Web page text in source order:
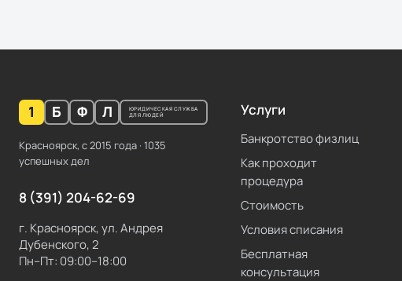
1 Б Ф Л
ЮРИДИЧЕСКАЯ СЛУЖБА
ДЛЯ ЛЮДЕЙ
Красноярск, с 2015 года · 1035
успешных дел
8 (391) 204-62-69
г. Красноярск, ул. Андрея
Дубенского, 2
Пн–Пт: 09:00–18:00
Услуги
Банкротство физлиц
Как проходит
процедура
Стоимость
Условия списания
Бесплатная
консультация